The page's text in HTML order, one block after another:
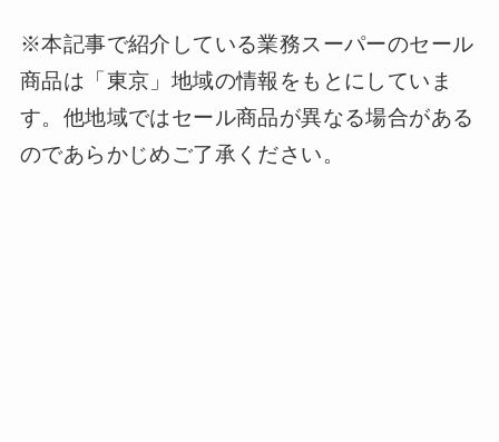
※本記事で紹介している業務スーパーのセール
商品は「東京」地域の情報をもとにしていま
す。他地域ではセール商品が異なる場合がある
のであらかじめご了承ください。